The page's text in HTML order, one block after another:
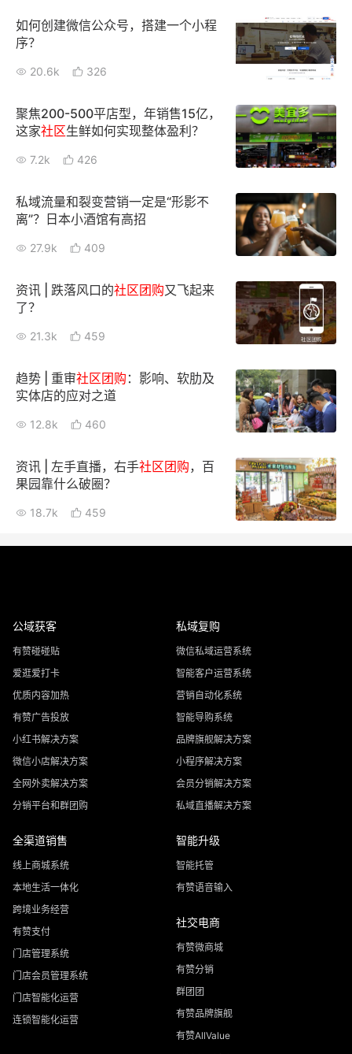
如何创建微信公众号，搭建一个小程
序？
20.6k 326
聚焦200-500平店型，年销售15亿，
这家社区生鲜如何实现整体盈利？
7.2k 426
私域流量和裂变营销一定是“形影不
离”？日本小酒馆有高招
27.9k 409
资讯 | 跌落风口的社区团购又飞起来
了？
21.3k 459
趋势 | 重审社区团购 ：影响、软肋及
实体店的应对之道
12.8k 460
资讯 | 左手直播，右手社区团购，百
果园靠什么破圈？
18.7k 459
公域获客
有赞碰碰贴
爱逛爱打卡
优质内容加热
有赞广告投放
小红书解决方案
微信小店解决方案
全网外卖解决方案
分销平台和群团购
私域复购
微信私域运营系统
智能客户运营系统
营销自动化系统
智能导购系统
品牌旗舰解决方案
小程序解决方案
会员分销解决方案
私域直播解决方案
全渠道销售
线上商城系统
本地生活一体化
跨境业务经营
有赞支付
门店管理系统
门店会员管理系统
门店智能化运营
连锁智能化运营
智能升级
智能托管
有赞语音输入
社交电商
有赞微商城
有赞分销
群团团
有赞品牌旗舰
有赞AllValue